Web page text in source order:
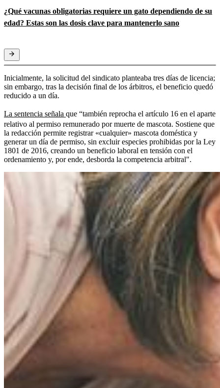
¿Qué vacunas obligatorias requiere un gato dependiendo de su
edad? Estas son las dosis clave para mantenerlo sano
Inicialmente, la solicitud del sindicato planteaba tres días de licencia;
sin embargo, tras la decisión final de los árbitros, el beneficio quedó
reducido a un día.
La sentencia señala que “también reprocha el artículo 16 en el aparte
relativo al permiso remunerado por muerte de mascota. Sostiene que
la redacción permite registrar «cualquier» mascota doméstica y
generar un día de permiso, sin excluir especies prohibidas por la Ley
1801 de 2016, creando un beneficio laboral en tensión con el
ordenamiento y, por ende, desborda la competencia arbitral".